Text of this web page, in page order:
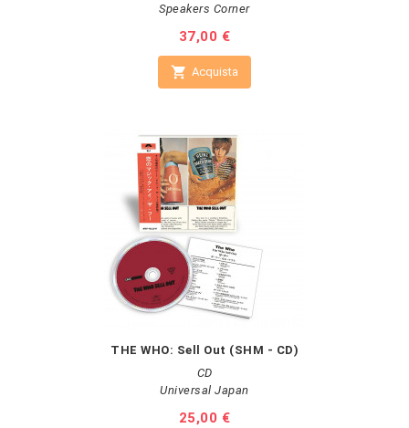
Speakers Corner
Prezzo
37,00 €
 Acquista
THE WHO: Sell Out (SHM - CD)
CD
Universal Japan
Prezzo
25,00 €